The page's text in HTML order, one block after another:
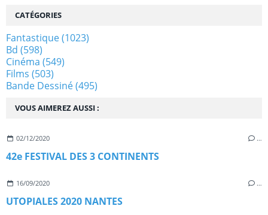
VOUS AIMEREZ AUSSI :
02/12/2020 …
42e FESTIVAL DES 3 CONTINENTS
16/09/2020 …
UTOPIALES 2020 NANTES
CATÉGORIES
Fantastique(1023)
Bd (598)
Cinéma (549)
Films (503)
Bande Dessiné(495)